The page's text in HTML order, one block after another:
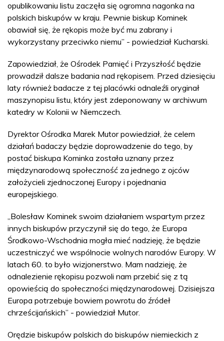
opublikowaniu listu zaczęła się ogromna nagonka na
polskich biskupów w kraju. Pewnie biskup Kominek
obawiał się, że rękopis może być mu zabrany i
wykorzystany przeciwko niemu” - powiedział Kucharski.
Zapowiedział, że Ośrodek Pamięć i Przyszłość będzie
prowadził dalsze badania nad rękopisem. Przed dziesięciu
laty również badacze z tej placówki odnaleźli oryginał
maszynopisu listu, który jest zdeponowany w archiwum
katedry w Kolonii w Niemczech.
Dyrektor Ośrodka Marek Mutor powiedział, że celem
działań badaczy będzie doprowadzenie do tego, by
postać biskupa Kominka została uznany przez
międzynarodową społeczność za jednego z ojców
założycieli zjednoczonej Europy i pojednania
europejskiego.
„Bolesław Kominek swoim działaniem wspartym przez
innych biskupów przyczynił się do tego, że Europa
Środkowo-Wschodnia mogła mieć nadzieję, że będzie
uczestniczyć we wspólnocie wolnych narodów Europy. W
latach 60. to było wizjonerstwo. Mam nadzieję, że
odnalezienie rękopisu pozwoli nam przebić się z tą
opowieścią do społeczności międzynarodowej. Dzisiejsza
Europa potrzebuje bowiem powrotu do źródeł
chrześcijańskich” - powiedział Mutor.
Orędzie biskupów polskich do biskupów niemieckich z